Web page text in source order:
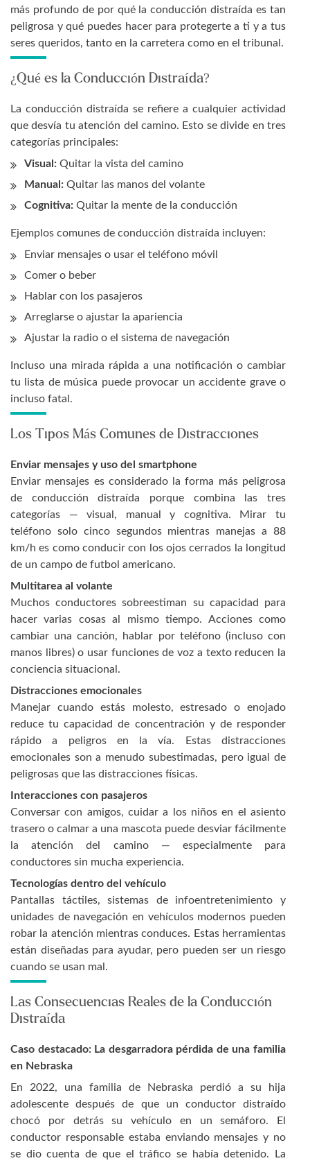
más profundo de por qué la conducción distraída es tan
peligrosa y qué puedes hacer para protegerte a ti y a tus
seres queridos, tanto en la carretera como en el tribunal.
¿Qué es la Conducción Distraída?
La conducción distraída se refiere a cualquier actividad
que desvía tu atención del camino. Esto se divide en tres
categorías principales:
Visual: Quitar la vista del camino
Manual: Quitar las manos del volante
Cognitiva: Quitar la mente de la conducción
Ejemplos comunes de conducción distraída incluyen:
Enviar mensajes o usar el teléfono móvil
Comer o beber
Hablar con los pasajeros
Arreglarse o ajustar la apariencia
Ajustar la radio o el sistema de navegación
Incluso una mirada rápida a una notificación o cambiar
tu lista de música puede provocar un accidente grave o
incluso fatal.
Los Tipos Más Comunes de Distracciones
Enviar mensajes y uso del smartphone
Enviar mensajes es considerado la forma más peligrosa
de conducción distraída porque combina las tres
categorías — visual, manual y cognitiva. Mirar tu
teléfono solo cinco segundos mientras manejas a 88
km/h es como conducir con los ojos cerrados la longitud
de un campo de futbol americano.
Multitarea al volante
Muchos conductores sobreestiman su capacidad para
hacer varias cosas al mismo tiempo. Acciones como
cambiar una canción, hablar por teléfono (incluso con
manos libres) o usar funciones de voz a texto reducen la
conciencia situacional.
Distracciones emocionales
Manejar cuando estás molesto, estresado o enojado
reduce tu capacidad de concentración y de responder
rápido a peligros en la vía. Estas distracciones
emocionales son a menudo subestimadas, pero igual de
peligrosas que las distracciones físicas.
Interacciones con pasajeros
Conversar con amigos, cuidar a los niños en el asiento
trasero o calmar a una mascota puede desviar fácilmente
la atención del camino — especialmente para
conductores sin mucha experiencia.
Tecnologías dentro del vehículo
Pantallas táctiles, sistemas de infoentretenimiento y
unidades de navegación en vehículos modernos pueden
robar la atención mientras conduces. Estas herramientas
están diseñadas para ayudar, pero pueden ser un riesgo
cuando se usan mal.
Las Consecuencias Reales de la Conducción
Distraída
Caso destacado: La desgarradora pérdida de una familia
en Nebraska
En 2022, una familia de Nebraska perdió a su hija
adolescente después de que un conductor distraído
chocó por detrás su vehículo en un semáforo. El
conductor responsable estaba enviando mensajes y no
se dio cuenta de que el tráfico se había detenido. La